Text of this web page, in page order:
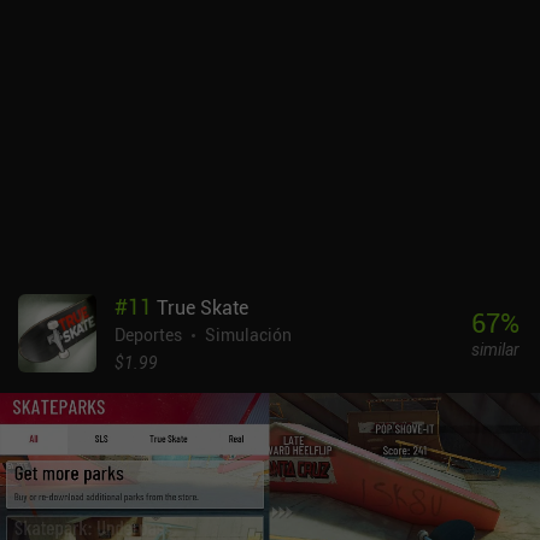
#11 True Skate
Deportes
Simulación
$1.99
67%
similar